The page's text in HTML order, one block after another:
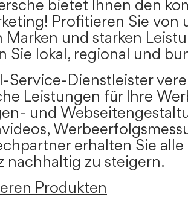
bietet Ihnen den
Profitieren Sie von
Marken und starken
Sie lokal, regional und
Service-Dienstleister
Leistungen für Ihre
und
erhalten Sie
nachhaltig zu steigern.
Produkten